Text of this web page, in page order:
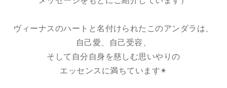
ヴィーナスのハートと名付けられたこのアンダラは、
自己愛、自己受容、
そして自分自身を慈しむ思いやりの
エッセンスに満ちています✴︎